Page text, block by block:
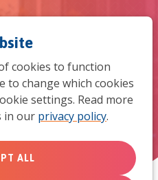
cookies to function
to change which cookies
settings. Read more
in our privacy policy.
ALL
houd je de
vast?